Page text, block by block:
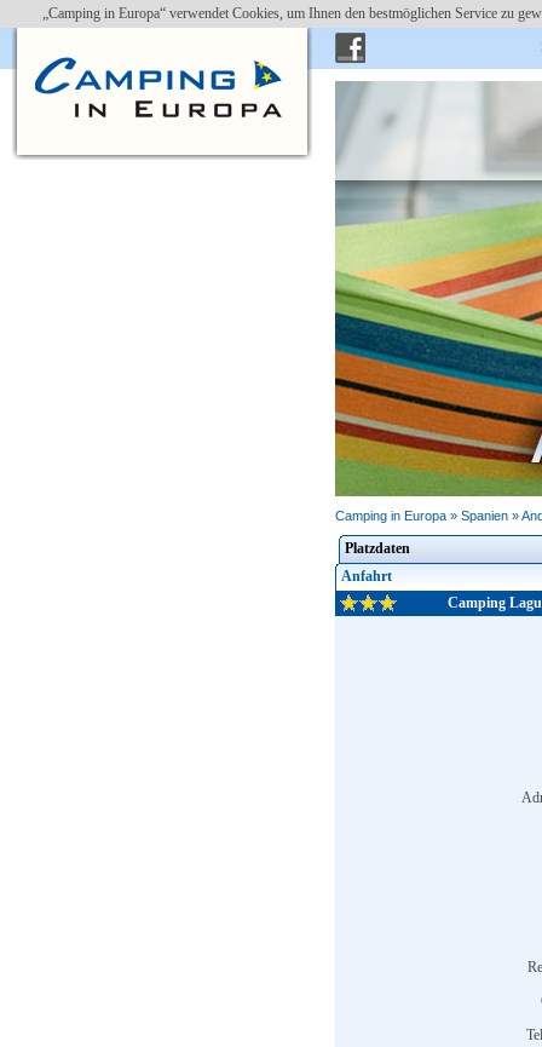
„Camping in Europa“ verwendet Cookies, um Ihnen den bestmöglichen Service zu
Camping in Europa » Spanien »
Platzdaten
Anfahrt
Camping